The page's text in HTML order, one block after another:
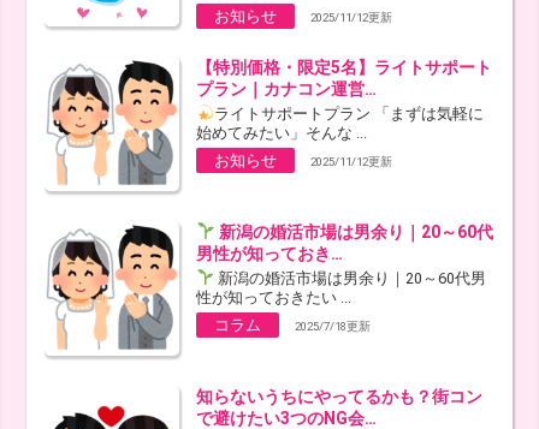
お知らせ
2025/11/12更新
【特別価格・限定5名】ライトサポート
プラン｜カナコン運営…
ライトサポートプラン 「まずは気軽に
始めてみたい」そんな ...
お知らせ
2025/11/12更新
新潟の婚活市場は男余り｜20～60代
男性が知っておき…
新潟の婚活市場は男余り｜20～60代男
性が知っておきたい ...
コラム
2025/7/18更新
知らないうちにやってるかも？街コン
で避けたい3つのNG会…